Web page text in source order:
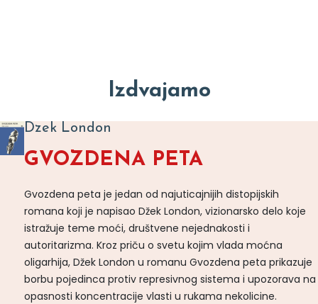
Izdvajamo
Dzek London
GVOZDENA PETA
Gvozdena peta je jedan od najuticajnijih distopijskih
romana koji je napisao Džek London, vizionarsko delo koje
istražuje teme moći, društvene nejednakosti i
autoritarizma. Kroz priču o svetu kojim vlada moćna
oligarhija, Džek London u romanu Gvozdena peta prikazuje
borbu pojedinca protiv represivnog sistema i upozorava na
opasnosti koncentracije vlasti u rukama nekolicine.